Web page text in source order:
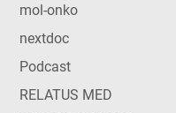
mol-onko
nextdoc
Podcast
RELATUS MED